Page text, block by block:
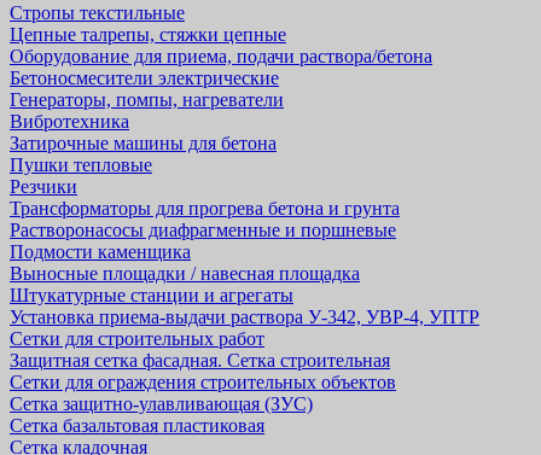
Стропы текстильные
Цепные талрепы, стяжки цепные
Оборудование для приема, подачи раствора/бетона
Бетоносмесители электрические
Генераторы, помпы, нагреватели
Вибротехника
Затирочные машины для бетона
Пушки тепловые
Резчики
Трансформаторы для прогрева бетона и грунта
Растворонасосы диафрагменные и поршневые
Подмости каменщика
Выносные площадки / навесная площадка
Штукатурные станции и агрегаты
Установка приема-выдачи раствора У-342, УВР-4, УПТР
Сетки для строительных работ
Защитная cетка фасадная. Сетка строительная
Сетки для ограждения строительных объектов
Сетка защитно-улавливающая (ЗУС)
Сетка базальтовая пластиковая
Сетка кладочная